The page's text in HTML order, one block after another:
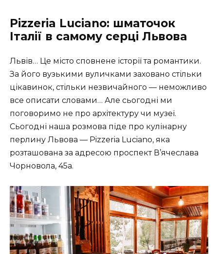
Pizzeria Luciano: шматочок
Італії в самому серці Львова
Львів… Це місто сповнене історії та романтики.
За його вузькими вуличками заховано стільки
цікавинок, стільки незвичайного — неможливо
все описати словами… Але сьогодні ми
поговоримо не про архітектуру чи музеї.
Сьогодні наша розмова піде про кулінарну
перлину Львова — Pizzeria Luciano, яка
розташована за адресою проспект В’ячеслава
Чорновола, 45а.